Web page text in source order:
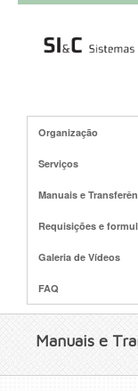
Organização
Serviços
Manuais e
Requisições e
Galeria de Vídeos
FAQ
Manuais e